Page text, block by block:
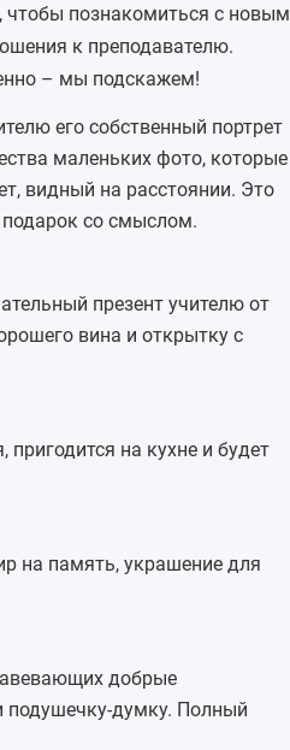
чтобы познакомиться с новым
к преподавателю.
– мы подскажем!
его собственный портрет
маленьких фото, которые
видный на расстоянии. Это
подарок со смыслом.
презент учителю от
вина и открытку с
на кухне и будет
на память, украшение для
добрые
подушечку-думку. Полный